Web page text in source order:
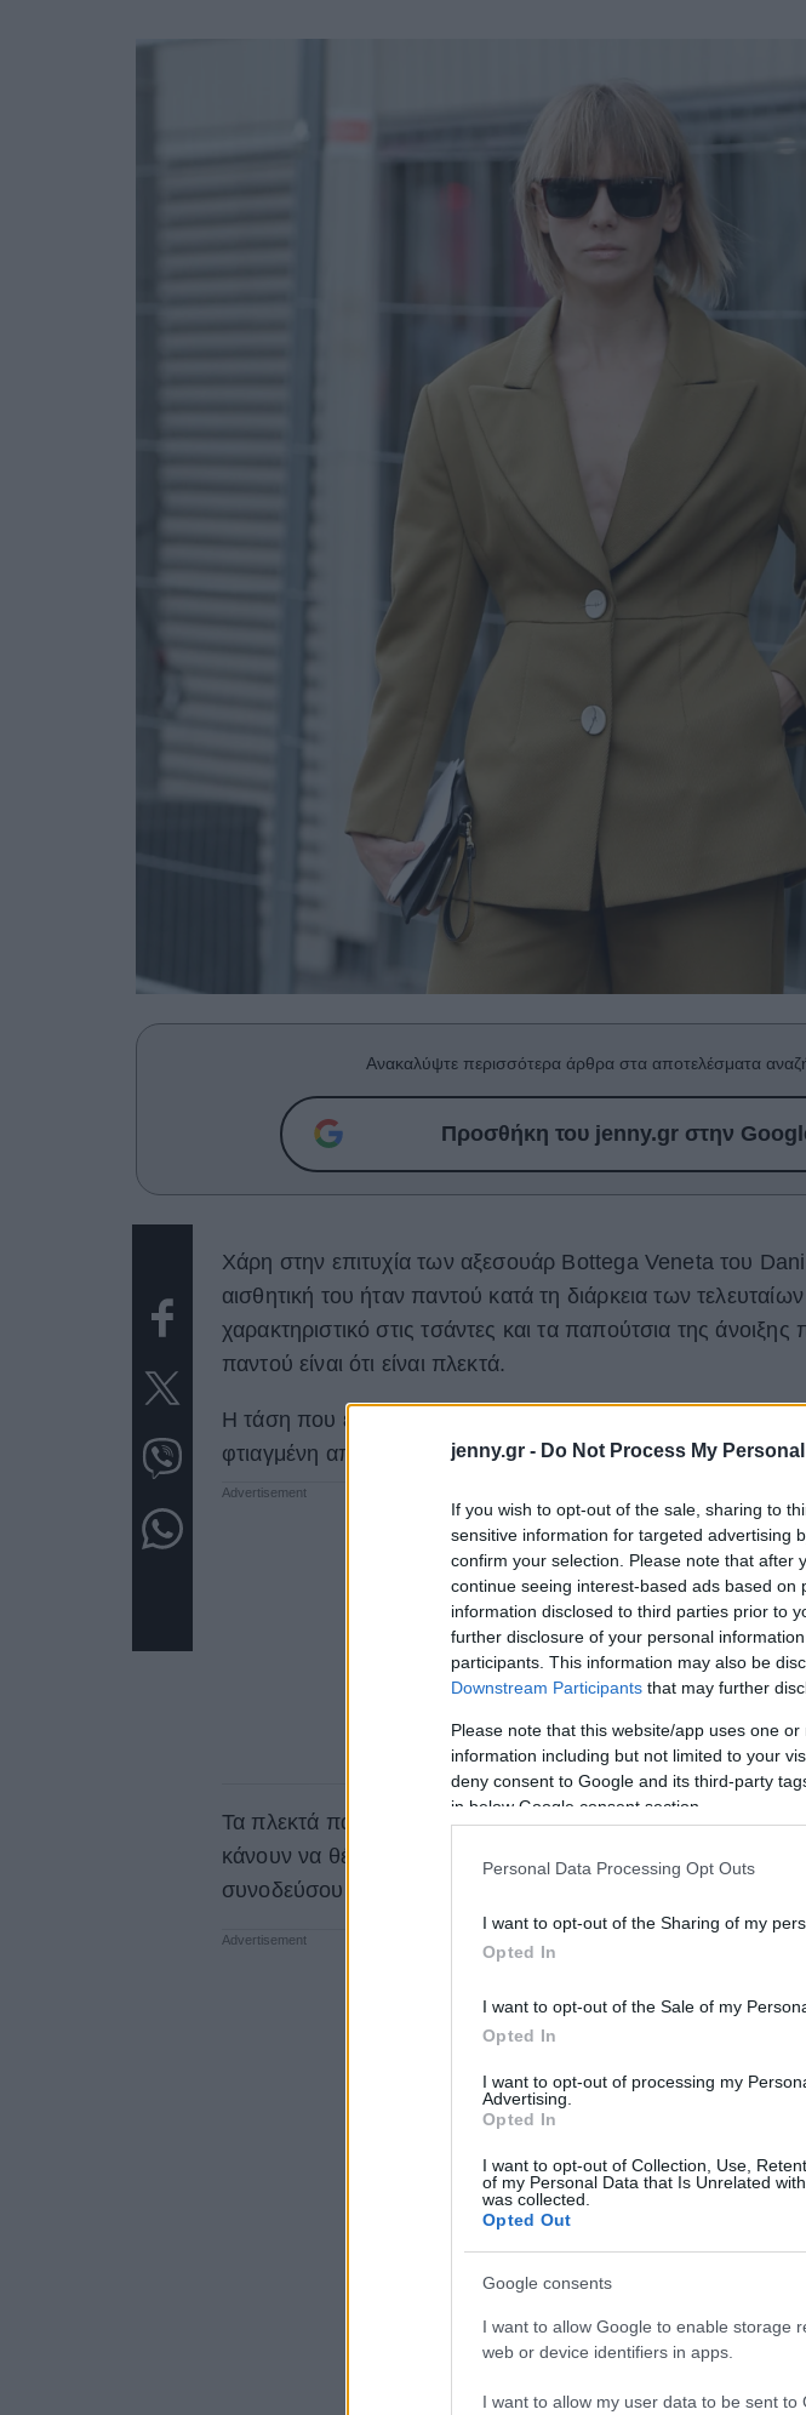
jenny.gr - Do Not Process My
If you wish to opt-out of the sale, sharing to
sensitive information for targeted advertising
confirm your selection. Please note that after
continue seeing interest-based ads based
information disclosed to third parties prior to
further disclosure of your personal
participants. This information may also be
Downstream Participants that may further
Please note that this website/app uses one
information including but not limited to your
deny consent to Google and its third-party
in below Google consent section.
Personal Data Processing Opt Outs
I want to opt-out of the Sharing of my
Opted In
I want to opt-out of the Sale of my
Opted In
I want to opt-out of processing my
Advertising.
Opted In
I want to opt-out of Collection, Use,
of my Personal Data that Is Unrelated
was collected.
Opted Out
Google consents
I want to allow Google to enable storage
web or device identifiers in apps.
I want to allow my user data to be sent to
Ανακαλύψτε περισσότερα άρθρα στα αποτελέσματα
Προσθήκη του jenny.gr στην
Χάρη στην επιτυχία των αξεσουάρ Bottega Veneta του
αισθητική του ήταν παντού κατά τη διάρκεια των
χαρακτηριστικό στις τσάντες και τα παπούτσια της
παντού είναι ότι είναι πλεκτά.
Η τάση που έχουμε συνηθίσει σε καλοκαιρινά -συνήθως
φτιαγμένη από πολυτελές δέρμα σε αποχρώσεις μιας
Τα πλεκτά παπούτσια και τσάντες έχουν ρετρό αισθητική -
κάνουν να θέλουμε να φορέσουμε μακριά γάντια και cat eye
συνοδεύσουμε.